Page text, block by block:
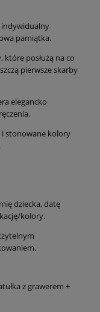
pamiątka.
posłużą na co
pierwsze skarby
elegancko
stonowane kolory
dziecka, datę
kolory.
z grawerem +